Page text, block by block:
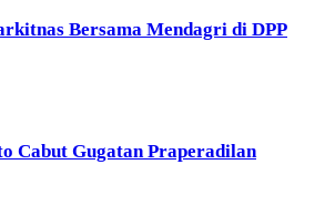
Bersama Mendagri di DPP
Cabut Gugatan Praperadilan